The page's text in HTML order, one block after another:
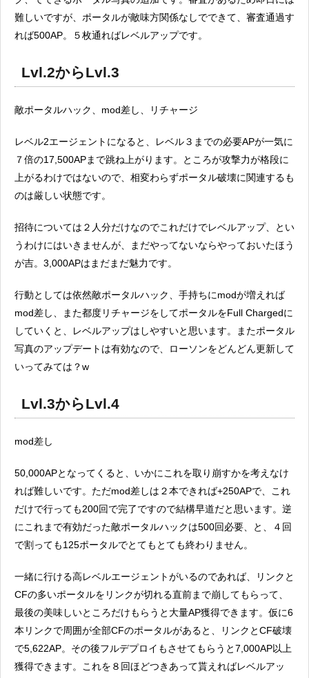
難しいですが、ポータルが敵味方関係なしでできて、審査通過す
れば500AP。５枚通ればレベルアップです。
Lvl.2からLvl.3
敵ポータルハック、mod差し、リチャージ
レベル2エージェントになると、レベル３までの必要APが一気に
７倍の17,500APまで跳ね上がります。ところが攻撃力が格段に
上がるわけではないので、相変わらずポータル破壊に関連するも
のは厳しい状態です。
招待については２人分だけなのでこれだけでレベルアップ、とい
うわけにはいきませんが、まだやってないならやっておいたほう
が吉。3,000APはまだまだ魅力です。
行動としては依然敵ポータルハック、手持ちにmodが増えれば
mod差し、また都度リチャージをしてポータルをFull Chargedに
していくと、レベルアップはしやすいと思います。またポータル
写真のアップデートは有効なので、ローソンをどんどん更新して
いってみては？w
Lvl.3からLvl.4
mod差し
50,000APとなってくると、いかにこれを取り崩すかを考えなけ
れば難しいです。ただmod差しは２本できれば+250APで、これ
だけで行っても200回で完了ですので結構早道だと思います。逆
にこれまで有効だった敵ポータルハックは500回必要、と、４回
で割っても125ポータルでとてもとても終わりません。
一緒に行ける高レベルエージェントがいるのであれば、リンクと
CFの多いポータルをリンクが切れる直前まで崩してもらって、
最後の美味しいところだけもらうと大量AP獲得できます。仮に6
本リンクで周囲が全部CFのポータルがあると、リンクとCF破壊
で5,622AP。その後フルデプロイもさせてもらうと7,000AP以上
獲得できます。これを８回ほどつきあって貰えればレベルアッ